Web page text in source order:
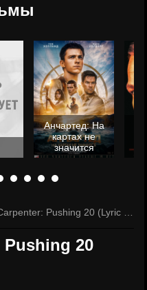
Анчартед: На
картах не
значится
Pushing 20 (Lyric Video)
Pushing 20